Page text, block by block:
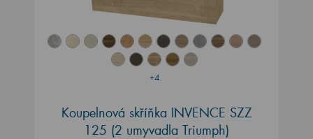
+4
Koupelnová skříňka INVENCE SZZ
125 (2 umyvadla Triumph)